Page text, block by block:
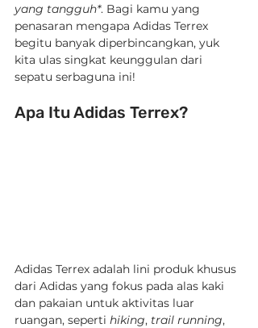
yang tangguh*. Bagi kamu yang
penasaran mengapa Adidas Terrex
begitu banyak diperbincangkan, yuk
kita ulas singkat keunggulan dari
sepatu serbaguna ini!
Apa Itu Adidas Terrex?
Adidas Terrex adalah lini produk khusus
dari Adidas yang fokus pada alas kaki
dan pakaian untuk aktivitas luar
ruangan, seperti hiking, trail running,